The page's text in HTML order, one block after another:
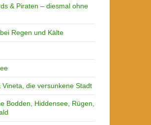
& Piraten – diesmal ohne
Regen und Kälte
Vineta, die versunkene Stadt
Bodden, Hiddensee, Rügen,